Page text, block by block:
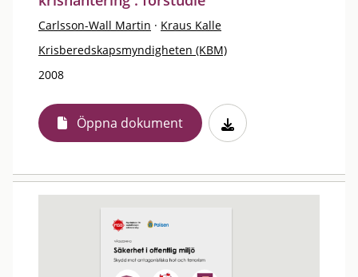
Carlsson-Wall Martin · Kraus Kalle
Krisberedskapsmyndigheten (KBM)
2008
Öppna dokument